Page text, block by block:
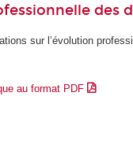
des
sur l’évolution
au format PDF